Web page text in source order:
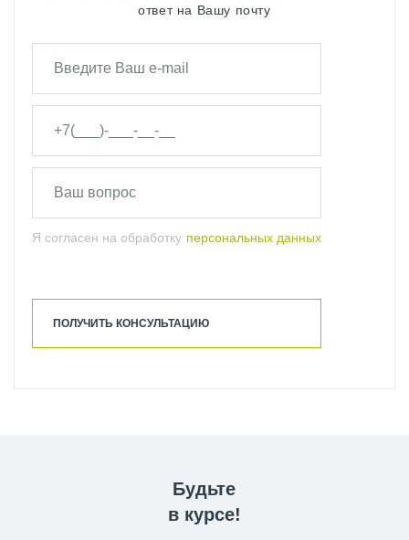
ответ на Вашу почту
Я согласен на обработку персональных данных
ПОЛУЧИТЬ КОНСУЛЬТАЦИЮ
Будьте
в курсе!